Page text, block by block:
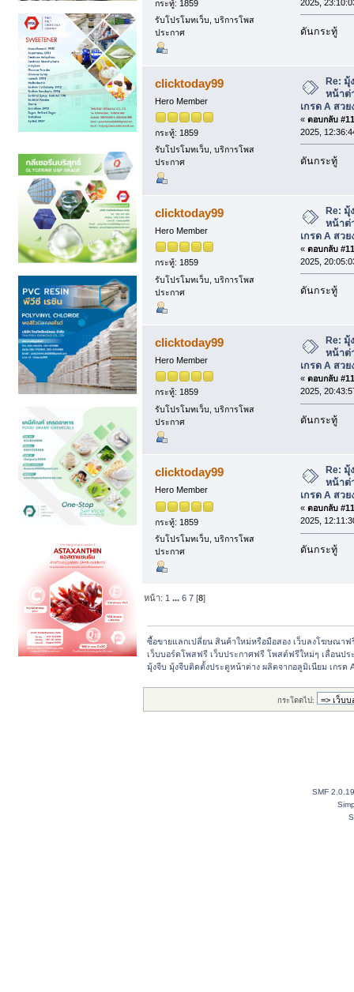
กระทู้: 1859
รับโปรโมทเว็บ, บริการโพส
ประกาศ
2025,
ดันกระทู้
clicktoday99
Hero Member
กระทู้: 1859
รับโปรโมทเว็บ, บริการโพส
ประกาศ
Re: มุุ้
หน้าต่
เกรด A สว
« ตอบกลับ
2025,
ดันกระทู้
clicktoday99
Hero Member
กระทู้: 1859
รับโปรโมทเว็บ, บริการโพส
ประกาศ
Re: มุุ้
หน้าต่
เกรด A สว
« ตอบกลับ
2025,
ดันกระทู้
clicktoday99
Hero Member
กระทู้: 1859
รับโปรโมทเว็บ, บริการโพส
ประกาศ
Re: มุุ้
หน้าต่
เกรด A สว
« ตอบกลับ
2025,
ดันกระทู้
clicktoday99
Hero Member
กระทู้: 1859
รับโปรโมทเว็บ, บริการโพส
ประกาศ
Re: มุุ้
หน้าต่
เกรด A สว
« ตอบกลับ
2025,
ดันกระทู้
หน้า:1 ...6 7 [8]
ซื้อขายแลกเปลี่ยน สินค้าใหม่หรือมือสอง เว็บลงโฆษณา
เว็บบอร์ดโพสฟรี เว็บประกาศฟรี โพสต์ฟรีใหม่ๆ เลื่อนปร
มุุ้งจีบ มุุ้งจีบติดตั้งประตูหน้าต่าง ผลิตจากอลูมิเนียม เกรด
กระโดดไป:
SMF 2.0.19